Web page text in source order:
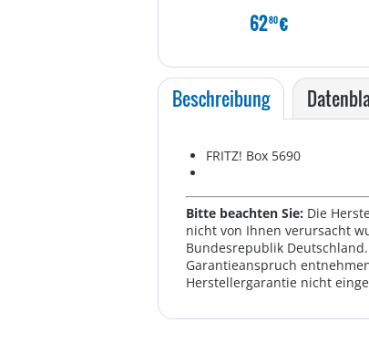
6280€
Beschreibung
FRITZ! Box 5690
Bitte beachten Sie: Die
nicht von Ihnen verursacht
Bundesrepublik
Garantieanspruch
Herstellergarantie nicht